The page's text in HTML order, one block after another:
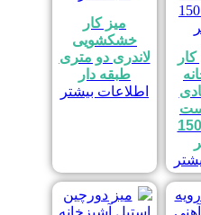
فود طول 150
میز کار
خشکشویی
لاندری دو متری
طبقه دار
اطلاعات بیشتر